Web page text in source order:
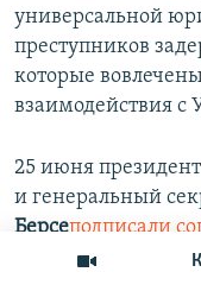
универсальной
преступников
которые
взаимодействия с
25 июня
и генеральный
Берсеподписали
Специального